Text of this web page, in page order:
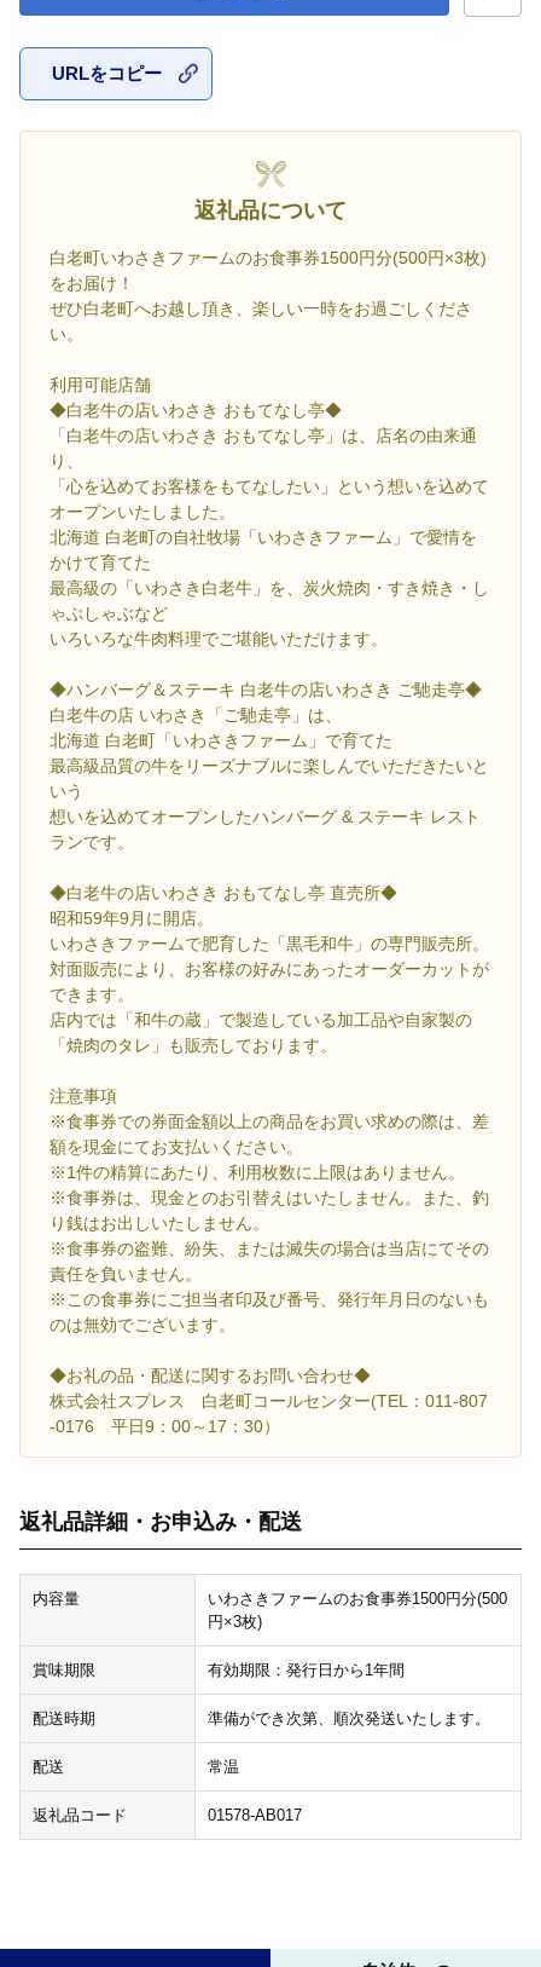
URLをコピー
返礼品について
白老町いわさきファームのお食事券1500円分(500円×3枚)
をお届け！
ぜひ白老町へお越し頂き、楽しい一時をお過ごしくださ
い。
利用可能店舗
◆白老牛の店いわさき おもてなし亭◆
「白老牛の店いわさき おもてなし亭」は、店名の由来通
り、
「心を込めてお客様をもてなしたい」という想いを込めて
オープンいたしました。
北海道 白老町の自社牧場「いわさきファーム」で愛情を
かけて育てた
最高級の「いわさき白老牛」を、炭火焼肉・すき焼き・し
ゃぶしゃぶなど
いろいろな牛肉料理でご堪能いただけます。
◆ハンバーグ＆ステーキ 白老牛の店いわさき ご馳走亭◆
白老牛の店 いわさき「ご馳走亭」は、
北海道 白老町「いわさきファーム」で育てた
最高級品質の牛をリーズナブルに楽しんでいただきたいと
いう
想いを込めてオープンしたハンバーグ & ステーキ レスト
ランです。
◆白老牛の店いわさき おもてなし亭 直売所◆
昭和59年9月に開店。
いわさきファームで肥育した「黒毛和牛」の専門販売所。
対面販売により、お客様の好みにあったオーダーカットが
できます。
店内では「和牛の蔵」で製造している加工品や自家製の
「焼肉のタレ」も販売しております。
注意事項
※食事券での券面金額以上の商品をお買い求めの際は、差
額を現金にてお支払いください。
※1件の精算にあたり、利用枚数に上限はありません。
※食事券は、現金とのお引替えはいたしません。また、釣
り銭はお出しいたしません。
※食事券の盗難、紛失、または滅失の場合は当店にてその
責任を負いません。
※この食事券にご担当者印及び番号、発行年月日のないも
のは無効でございます。
◆お礼の品・配送に関するお問い合わせ◆
株式会社スプレス 白老町コールセンター(TEL：011-807
-0176 平日9：00～17：30）
返礼品詳細・お申込み・配送
内容量
いわさきファームのお食事券1500円分(500
円×3枚)
賞味期限 有効期限：発行日から1年間
配送時期 準備ができ次第、順次発送いたします。
配送 常温
返礼品コード 01578-AB017